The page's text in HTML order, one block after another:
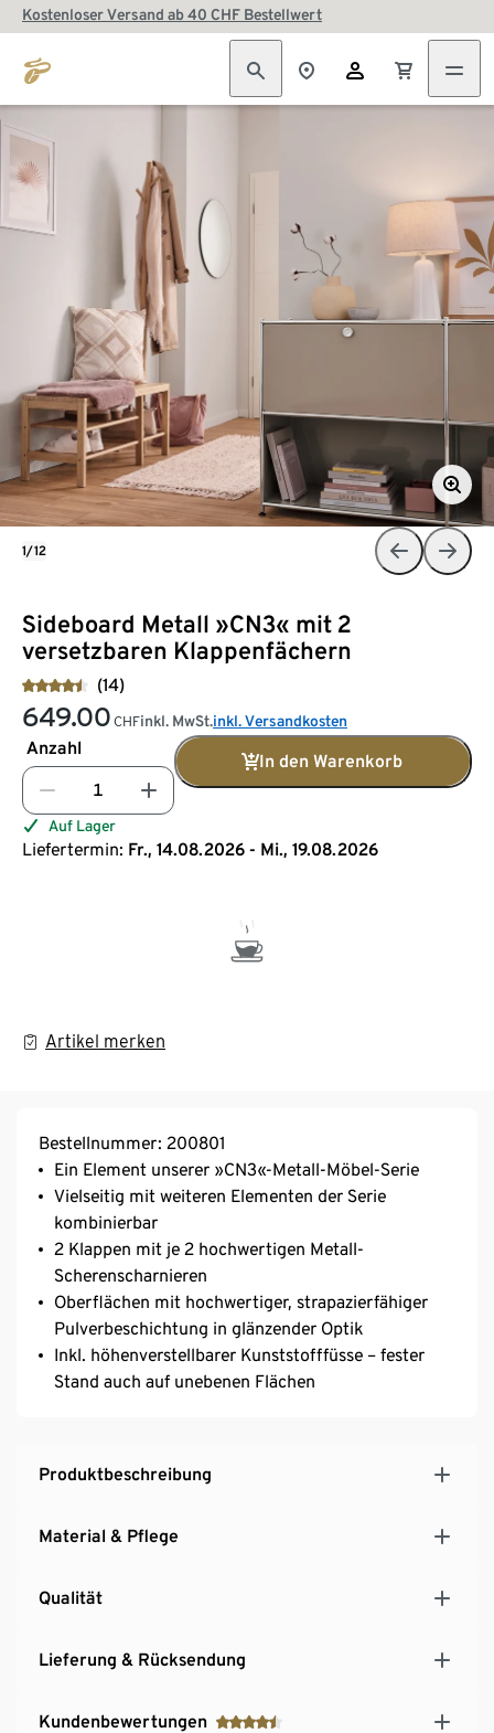
Kostenloser Versand ab 40 CHF Bestellwert
Sideboard Metall »CN3« mit 2
versetzbaren Klappenfächern
(14)
649.00 CHFinkl. MwSt.inkl. Versandkosten
Anzahl
In den Warenkorb
Auf Lager
Liefertermin: Fr., 14.08.2026 - Mi., 19.08.2026
Artikel merken
1/12
Bestellnummer: 200801
Ein Element unserer »CN3«-Metall-Möbel-Serie
Vielseitig mit weiteren Elementen der Serie
kombinierbar
2 Klappen mit je 2 hochwertigen Metall-
Scherenscharnieren
Oberflächen mit hochwertiger, strapazierfähiger
Pulverbeschichtung in glänzender Optik
Inkl. höhenverstellbarer Kunststofffüsse – fester
Stand auch auf unebenen Flächen
Produktbeschreibung
Material & Pflege
Qualität
Lieferung & Rücksendung
Kundenbewertungen